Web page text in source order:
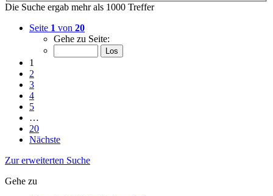
Die Suche ergab mehr als 1000 Treffer
Seite 1 von 20
Gehe zu Seite:
1
2
3
4
5
…
20
Nächste
Zur erweiterten Suche
Gehe zu